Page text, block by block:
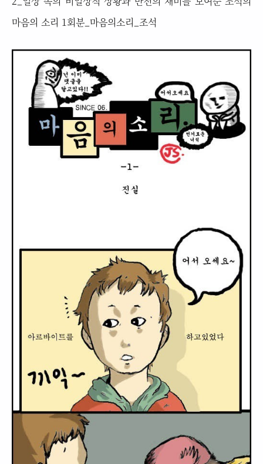
마음의 소리 1회분_마음의소리_조석